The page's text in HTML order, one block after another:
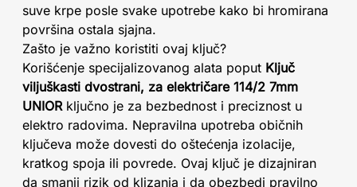
suve krpe posle svake upotrebe kako bi hromirana
površina ostala sjajna.
Zašto je važno koristiti ovaj ključ?
Korišćenje specijalizovanog alata poput Ključ
viljuškasti dvostrani, za električare 114/2 7mm
UNIORključno je za bezbednost i preciznost u
elektro radovima. Nepravilna upotreba običnih
ključeva može dovesti do oštećenja izolacije,
kratkog spoja ili povrede. Ovaj ključ je dizajniran
da smanji rizik od klizanja i da obezbedi pravilno